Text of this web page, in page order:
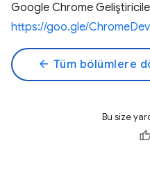
Google Chrome
https://goo.gle/
arrow_back Tüm bölümlere
Bu size